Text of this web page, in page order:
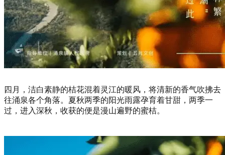
四月，洁白素静的桔花混着灵江的暖风，将清新的香气吹拂去
往涌泉各个角落。夏秋两季的阳光雨露孕育着甘甜，两季一
过，进入深秋，收获的便是漫山遍野的蜜桔。